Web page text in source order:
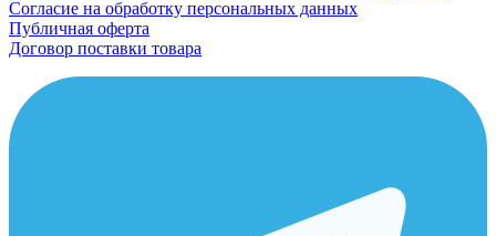
Согласие на обработку персональных данных
Публичная оферта
Договор поставки товара